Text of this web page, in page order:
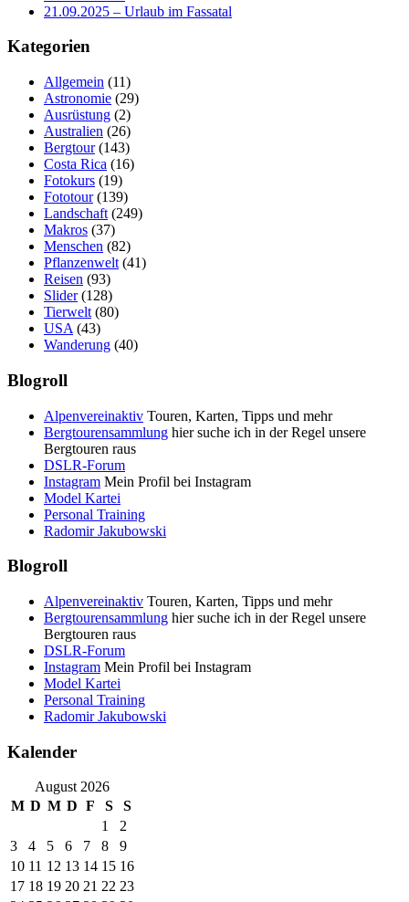
21.09.2025 – Urlaub im Fassatal
Kategorien
Allgemein (11)
Astronomie (29)
Ausrüstung (2)
Australien (26)
Bergtour(143)
Costa Rica (16)
Fotokurs (19)
Fototour(139)
Landschaft (249)
Makros (37)
Menschen (82)
Pflanzenwelt (41)
Reisen (93)
Slider(128)
Tierwelt (80)
USA (43)
Wanderung (40)
Blogroll
Alpenvereinaktiv Touren, Karten, Tipps und mehr
Bergtourensammlung hier suche ich in der Regel unsere
Bergtouren raus
DSLR-Forum
Instagram Mein Profil bei Instagram
Model Kartei
Personal Training
Radomir Jakubowski
Blogroll
Alpenvereinaktiv Touren, Karten, Tipps und mehr
Bergtourensammlung hier suche ich in der Regel unsere
Bergtouren raus
DSLR-Forum
Instagram Mein Profil bei Instagram
Model Kartei
Personal Training
Radomir Jakubowski
Kalender
August 2026
M D M D F S
S
1
2
3
4 5 6 7 8
9
10 11 12 13 14 15 16
17 18 19 20 21 22 23